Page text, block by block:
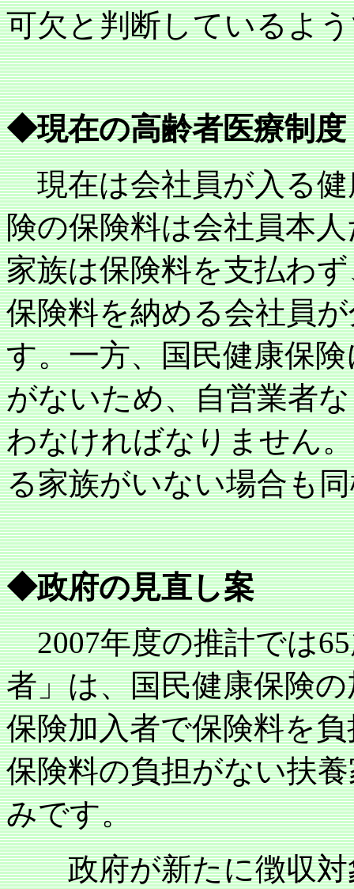
可欠と判断しているよ
◆現在の高齢者医療制度
現在は会社員が入る健
険の保険料は会社員本
家族は保険料を支払わ
保険料を納める会社員
す。一方、国民健康保
がないため、自営業者
わなければなりません
る家族がいない場合も
◆政府の見直し案
2007年度の推計では65
者」は、国民健康保険
保険加入者で保険料を
保険料の負担がない扶
みです。
政府が新たに徴収対